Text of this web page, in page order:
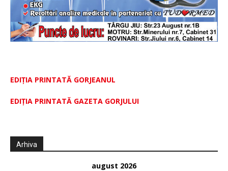
EDIȚIA PRINTATĂ GORJEANUL
EDIŢIA PRINTATĂ GAZETA GORJULUI
Arhiva
august 2026